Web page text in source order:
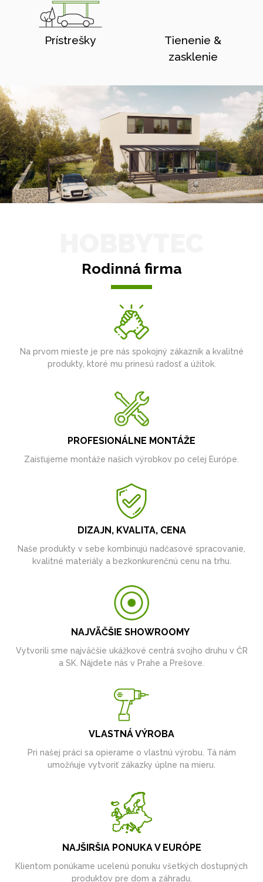
Prístrešky
Tienenie &
zasklenie
Rodinná firma
Na prvom mieste je pre nás spokojný zákazník a kvalitné
produkty, ktoré mu prinesú radosť a úžitok.
PROFESIONÁLNE MONTÁŽE
Zaisťujeme montáže našich výrobkov po celej Európe.
DIZAJN, KVALITA, CENA
Naše produkty v sebe kombinujú nadčasové spracovanie,
kvalitné materiály a bezkonkurenčnú cenu na trhu.
NAJVÄČŠIE SHOWROOMY
Vytvorili sme najväčšie ukážkové centrá svojho druhu v ČR
a SK. Nájdete nás v Prahe a Prešove.
VLASTNÁ VÝROBA
Pri našej práci sa opierame o vlastnú výrobu. Tá nám
umožňuje vytvoriť zákazky úplne na mieru.
NAJŠIRŠIA PONUKA V EURÓPE
Klientom ponúkame ucelenú ponuku všetkých dostupných
produktov pre dom a záhradu.